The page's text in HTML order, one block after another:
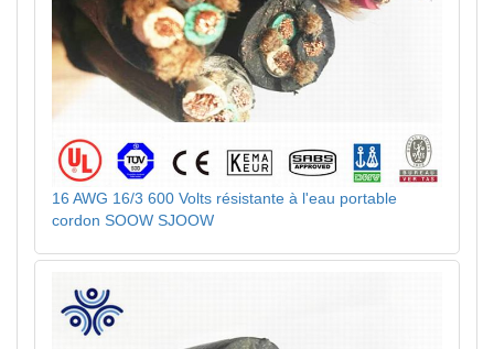
16 AWG 16/3 600 Volts résistante à l'eau portable
cordon SOOW SJOOW